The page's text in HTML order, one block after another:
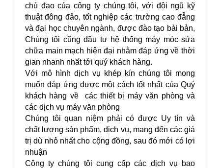
chủ đạo của công ty chúng tôi, với đội ngũ kỹ
thuật đông đảo, tốt nghiệp các trường cao đẳng
và đại học chuyên ngành, được đào tạo bài bản,
Chúng tôi cũng đầu tư hệ thống máy móc sửa
chữa main mạch hiện đại nhằm đáp ứng về thời
gian nhanh nhất tới quý khách hàng.
Với mô hình dịch vụ khép kín chúng tôi mong
muốn đáp ứng được một cách tốt nhất của Quý
khách hàng về các thiết bị máy văn phòng và
các dịch vụ máy văn phòng
Chúng tôi quan niệm phải có được Uy tín và
chất lượng sản phẩm, dịch vụ, mang đến các giá
trị dù nhỏ nhất cho cộng đồng, sau đó mới có lợi
nhuận
Công ty chúng tôi cung cấp các dịch vụ bao